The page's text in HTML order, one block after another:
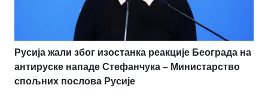
Русија жали због изостанка реакције Београда на
антируске нападе Стефанчука – Министарство
спољних послова Русије